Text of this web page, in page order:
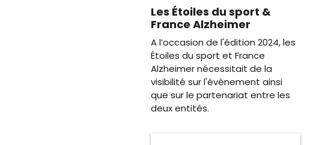
Les Étoiles du sport &
France Alzheimer
A l’occasion de l'édition 2024, les
Étoiles du sport et France
Alzheimer nécessitait de la
visibilité sur l'évènement ainsi
que sur le partenariat entre les
deux entités.